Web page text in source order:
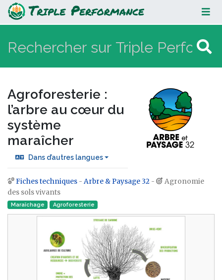
Agroforesterie : l’arbre au cœur du
système maraîcher
Agroforesterie :
l’arbre au cœur du
système
maraîcher
Dans d’autres langues
Aller à :navigation,rechercher
Fiches techniques - Arbre & Paysage 32 -
Agronomie
des sols vivants
Maraîchage Agroforesterie